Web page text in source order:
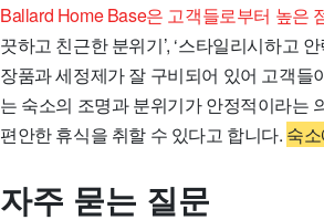
Ballard Home Base은 고객들로부터 높은
끗하고 친근한 분위기’, ‘스타일리시하고
장품과 세정제가 잘 구비되어 있어 고객
는 숙소의 조명과 분위기가 안정적이라는
편안한 휴식을 취할 수 있다고 합니다. 숙
자주 묻는 질문